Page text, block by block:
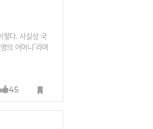
렇다. 사실상 국
의 어머니'라며
수엘라 당국은
45